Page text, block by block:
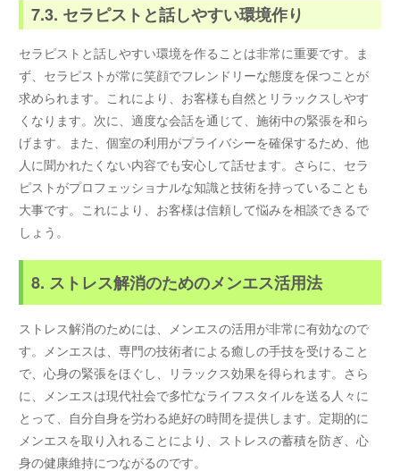
7.3. セラピストと話しやすい環境作り
セラピストと話しやすい環境を作ることは非常に重要です。ま
ず、セラピストが常に笑顔でフレンドリーな態度を保つことが
求められます。これにより、お客様も自然とリラックスしやす
くなります。次に、適度な会話を通じて、施術中の緊張を和ら
げます。また、個室の利用がプライバシーを確保するため、他
人に聞かれたくない内容でも安心して話せます。さらに、セラ
ピストがプロフェッショナルな知識と技術を持っていることも
大事です。これにより、お客様は信頼して悩みを相談できるで
しょう。
8. ストレス解消のためのメンエス活用法
ストレス解消のためには、メンエスの活用が非常に有効なので
す。メンエスは、専門の技術者による癒しの手技を受けること
で、心身の緊張をほぐし、リラックス効果を得られます。さら
に、メンエスは現代社会で多忙なライフスタイルを送る人々に
とって、自分自身を労わる絶好の時間を提供します。定期的に
メンエスを取り入れることにより、ストレスの蓄積を防ぎ、心
身の健康維持につながるのです。